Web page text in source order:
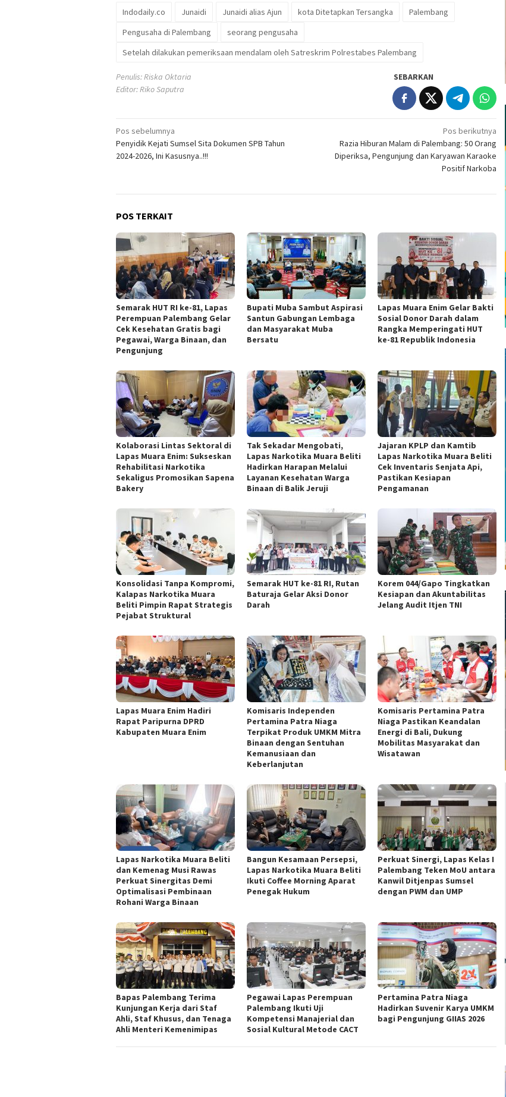
Indodaily.co Junaidi Junaidi alias Ajun kota Ditetapkan Tersangka
Palembang
Pengusaha di Palembang
seorang pengusaha
Setelah dilakukan pemeriksaan mendalam oleh Satreskrim Polrestabes Palembang
Penulis: Riska Oktaria
Editor: Riko Saputra
SEBARKAN
Navigasi
pos
Pos sebelumnya
Penyidik Kejati Sumsel Sita Dokumen SPB Tahun
2024-2026, Ini Kasusnya..!!!
Pos berikutnya
Razia Hiburan Malam di Palembang: 50 Orang
Diperiksa, Pengunjung dan Karyawan Karaoke
Positif Narkoba
POS TERKAIT
Semarak HUT RI ke-81, Lapas
Perempuan Palembang Gelar
Cek Kesehatan Gratis bagi
Pegawai, Warga Binaan, dan
Pengunjung
Bupati Muba Sambut Aspirasi
Santun Gabungan Lembaga
dan Masyarakat Muba
Bersatu
Lapas Muara Enim Gelar Bakti
Sosial Donor Darah dalam
Rangka Memperingati HUT
ke-81 Republik Indonesia
Kolaborasi Lintas Sektoral di
Lapas Muara Enim: Sukseskan
Rehabilitasi Narkotika
Sekaligus Promosikan Sapena
Bakery
Tak Sekadar Mengobati,
Lapas Narkotika Muara Beliti
Hadirkan Harapan Melalui
Layanan Kesehatan Warga
Binaan di Balik Jeruji
Jajaran KPLP dan Kamtib
Lapas Narkotika Muara Beliti
Cek Inventaris Senjata Api,
Pastikan Kesiapan
Pengamanan
Konsolidasi Tanpa Kompromi,
Kalapas Narkotika Muara
Beliti Pimpin Rapat Strategis
Pejabat Struktural
Semarak HUT ke-81 RI, Rutan
Baturaja Gelar Aksi Donor
Darah
Korem 044/Gapo Tingkatkan
Kesiapan dan Akuntabilitas
Jelang Audit Itjen TNI
Lapas Muara Enim Hadiri
Rapat Paripurna DPRD
Kabupaten Muara Enim
Komisaris Independen
Pertamina Patra Niaga
Terpikat Produk UMKM Mitra
Binaan dengan Sentuhan
Kemanusiaan dan
Keberlanjutan
Komisaris Pertamina Patra
Niaga Pastikan Keandalan
Energi di Bali, Dukung
Mobilitas Masyarakat dan
Wisatawan
Lapas Narkotika Muara Beliti
dan Kemenag Musi Rawas
Perkuat Sinergitas Demi
Optimalisasi Pembinaan
Rohani Warga Binaan
Bangun Kesamaan Persepsi,
Lapas Narkotika Muara Beliti
Ikuti Coffee Morning Aparat
Penegak Hukum
Perkuat Sinergi, Lapas Kelas I
Palembang Teken MoU antara
Kanwil Ditjenpas Sumsel
dengan PWM dan UMP
Bapas Palembang Terima
Kunjungan Kerja dari Staf
Ahli, Staf Khusus, dan Tenaga
Ahli Menteri Kemenimipas
Pegawai Lapas Perempuan
Palembang Ikuti Uji
Kompetensi Manajerial dan
Sosial Kultural Metode CACT
Pertamina Patra Niaga
Hadirkan Suvenir Karya UMKM
bagi Pengunjung GIIAS 2026